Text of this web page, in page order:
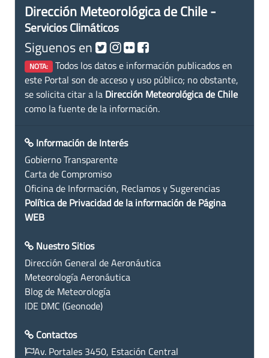
Dirección Meteorológica de Chile -
Servicios Climáticos
Siguenos en
NOTA: Todos los datos e información publicados en
este Portal son de acceso y uso público; no obstante,
se solicita citar a la Dirección Meteorológica de Chile
como la fuente de la información.
Información de Interés
Gobierno Transparente
Carta de Compromiso
Oficina de Información, Reclamos y Sugerencias
Política de Privacidad de la información de Página
WEB
Nuestro Sitios
Dirección General de Aeronáutica
Meteorología Aeronáutica
Blog de Meteorología
IDE DMC (Geonode)
Contactos
Av. Portales 3450, Estación Central